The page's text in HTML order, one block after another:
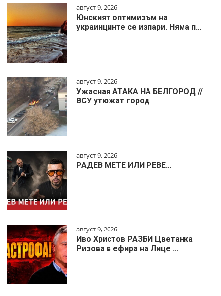
август 9, 2026
Юнският оптимизъм на
украинцинте се изпари. Няма п…
август 9, 2026
Ужасная АТАКА НА БЕЛГОРОД //
ВСУ утюжат город
август 9, 2026
РАДЕВ МЕТЕ ИЛИ РЕВЕ…
август 9, 2026
Иво Христов РАЗБИ Цветанка
Ризова в ефира на Лице …